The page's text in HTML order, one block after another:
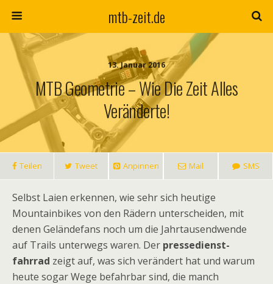
mtb-zeit.de
13. Januar 2016
MTB Geometrie – Wie Die Zeit Alles
Veränderte!
Teilen Tweet Anpinnen Mail SMS
Selbst Laien erkennen, wie sehr sich heutige
Mountainbikes von den Rädern unterscheiden, mit
denen Geländefans noch um die Jahrtausendwende
auf Trails unterwegs waren. Der pressedienst-
fahrrad zeigt auf, was sich verändert hat und warum
heute sogar Wege befahrbar sind, die manch